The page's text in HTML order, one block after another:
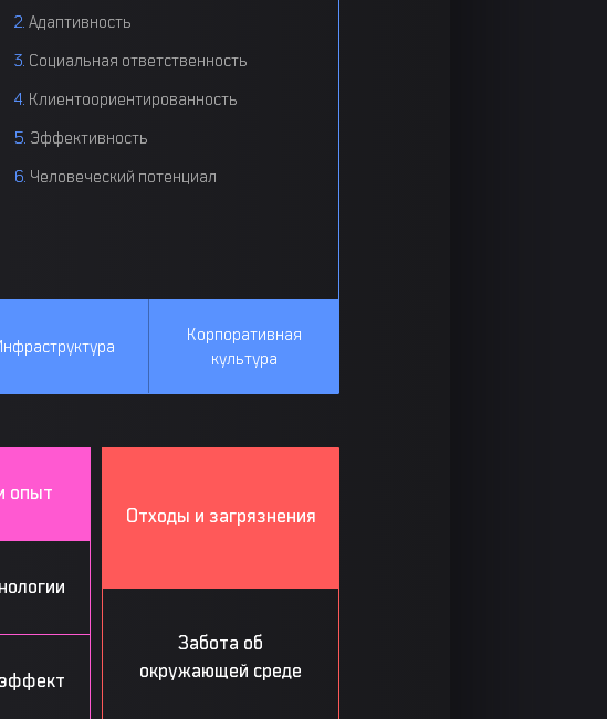
Адаптивность
Социальная ответственность
Клиентоориентированность
Эффективность
Человеческий потенциал
Корпоративная
культура
опыт
Отходы и загрязнения
Забота об
окружающей среде